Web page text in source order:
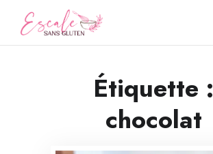
Étiquette :
chocolat